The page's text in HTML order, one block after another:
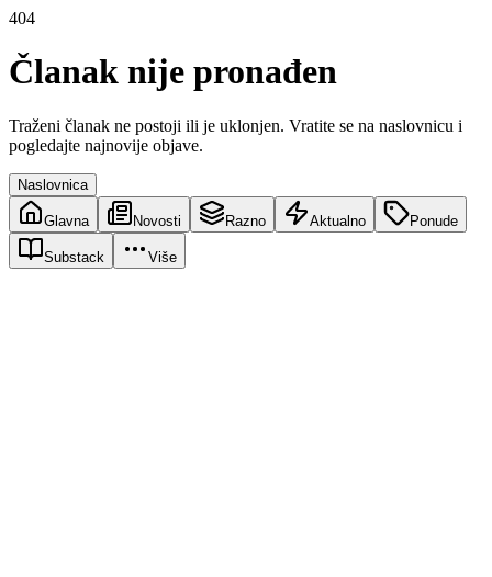
404
Članak nije pronađen
Traženi članak ne postoji ili je uklonjen. Vratite se na naslovnicu i
pogledajte najnovije objave.
Naslovnica
Glavna Novosti Razno Aktualno Ponude
Substack Više